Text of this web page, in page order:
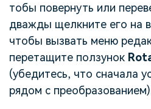
тобы повернуть или
дважды щелкните его на
чтобы вызвать меню
перетащите ползунок
(убедитесь, что сначала
рядом с преобразованием)